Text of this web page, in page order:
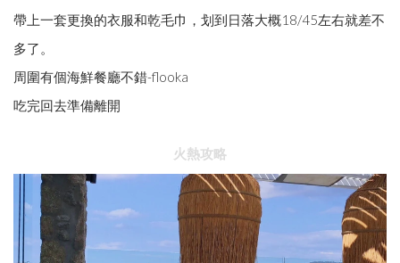
帶上一套更換的衣服和乾毛巾，划到日落大概18/45左右就差不
多了。
周圍有個海鮮餐廳不錯-flooka
吃完回去準備離開
火熱攻略